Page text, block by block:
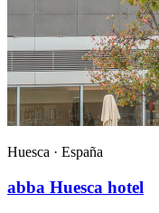
Huesca · España
abba Huesca hotel